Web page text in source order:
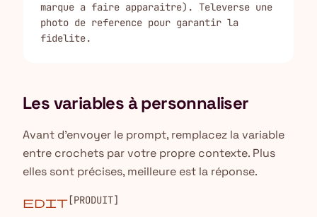
marque a faire apparaitre). Televerse une
photo de reference pour garantir la
fidelite.
Les variables à personnaliser
Avant d'envoyer le prompt, remplacez la variable
entre crochets par votre propre contexte. Plus
elles sont précises, meilleure est la réponse.
edit[PRODUIT]